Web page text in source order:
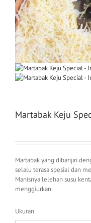
Martabak Keju
Martabak yang dibanjiri
selalu terasa spesial dan
Manisnya lelehan susu
menggiurkan.
Ukuran